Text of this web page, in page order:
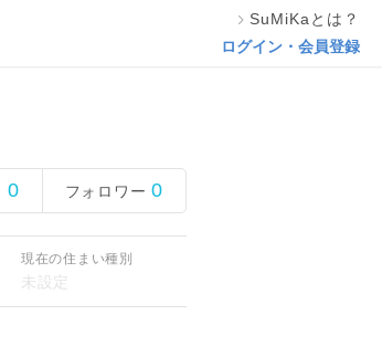
SuMiKaとは？
ログイン・会員登録
0 フォロワー 0
現在の住まい種別